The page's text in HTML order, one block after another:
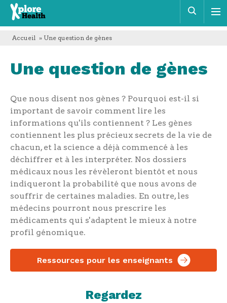
Xplore
Health
Accueil » Une question de gènes
Une question de gènes
Que nous disent nos gènes ? Pourquoi est-il si
important de savoir comment lire les
informations qu'ils contiennent ? Les gènes
contiennent les plus précieux secrets de la vie de
chacun, et la science a déjà commencé à les
déchiffrer et à les interpréter. Nos dossiers
médicaux nous les révèleront bientôt et nous
indiqueront la probabilité que nous avons de
souffrir de certaines maladies. En outre, les
médecins pourront nous prescrire les
médicaments qui s'adaptent le mieux à notre
profil génomique.
Ressources pour les enseignants
Regardez